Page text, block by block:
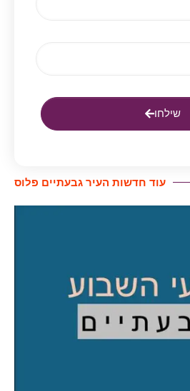
שילחו
עוד חדשות העיר גבעתיים פלוס​